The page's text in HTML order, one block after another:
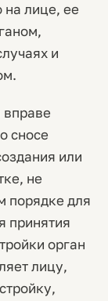
на лице, ее
и
сносе
или
не
порядке для
принятия
орган
лицу,